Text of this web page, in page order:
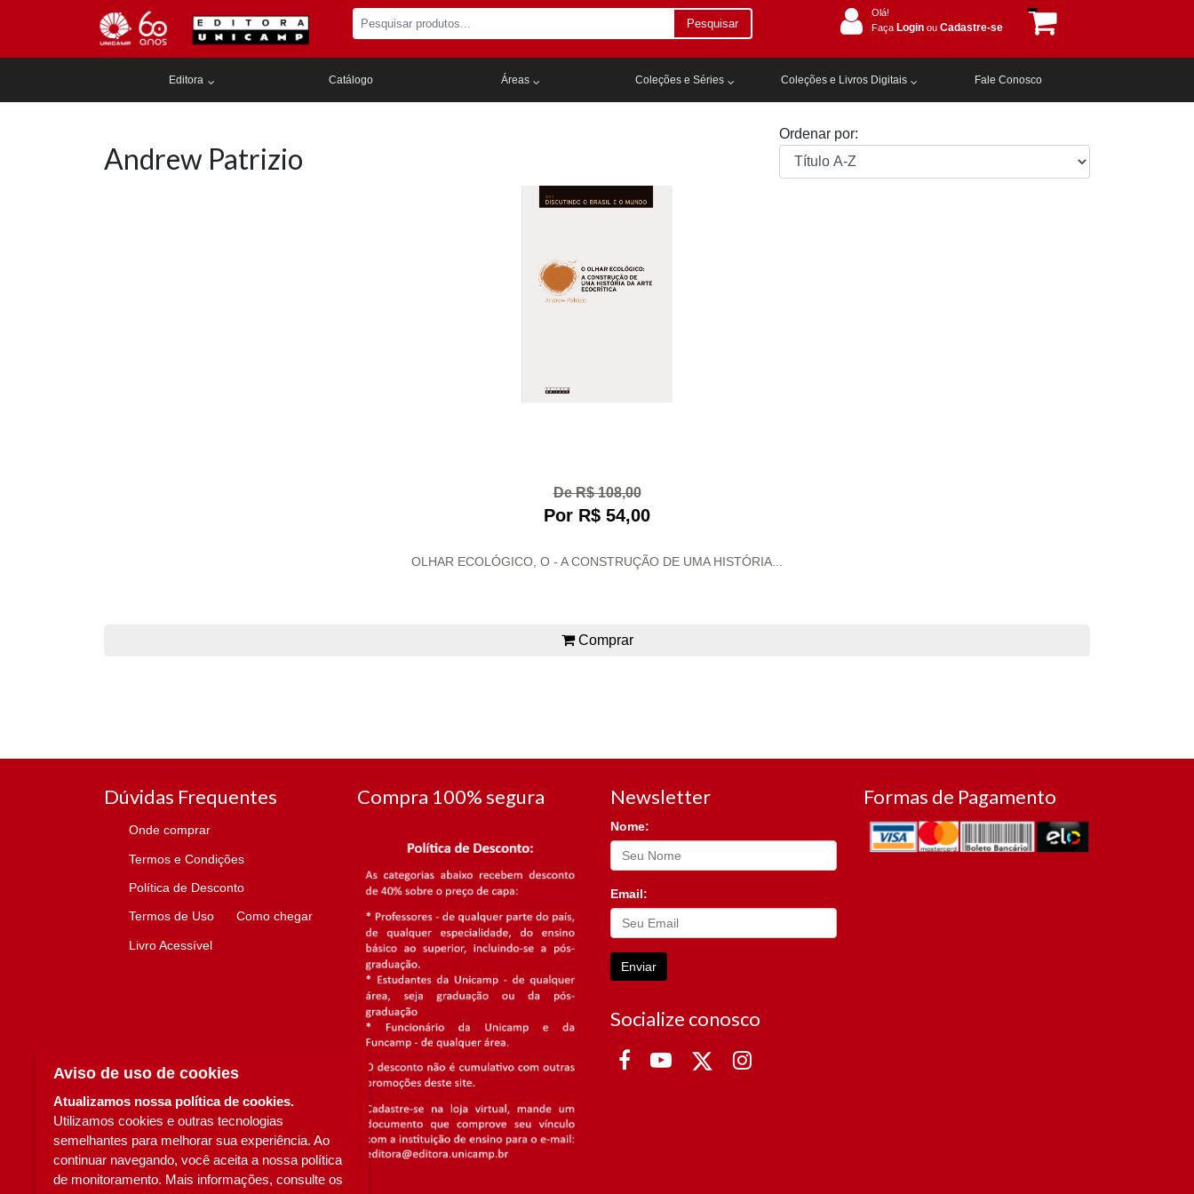
Pesquisar
Olá!
Faça Login ou Cadastre-se
Editora Catálogo Áreas Coleções e Séries Coleções e Livros Digitais Fale Conosco
Andrew Patrizio
Ordenar por:
De R$ 108,00
Por R$ 54,00
OLHAR ECOLÓGICO, O - A CONSTRUÇÃO DE UMA HISTÓRIA...
Comprar
Dúvidas Frequentes
Onde comprar
Termos e Condições
Política de Desconto
Termos de Uso Como chegar
Livro Acessível
Compra 100% segura Newsletter
Nome:
Email:
Enviar
Socialize conosco
Formas de Pagamento
Aviso de uso de cookies
Atualizamos nossa política de cookies.
Utilizamos cookies e outras tecnologias
semelhantes para melhorar sua experiência. Ao
continuar navegando, você aceita a nossa política
de monitoramento. Mais informações, consulte os